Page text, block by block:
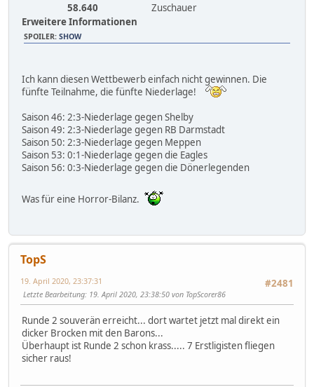
58.640
Zuschauer
Erweitere Informationen
SPOILER: SHOW
Ich kann diesen Wettbewerb einfach nicht gewinnen. Die
fünfte Teilnahme, die fünfte Niederlage!
Saison 46: 2:3-Niederlage gegen Shelby
Saison 49: 2:3-Niederlage gegen RB Darmstadt
Saison 50: 2:3-Niederlage gegen Meppen
Saison 53: 0:1-Niederlage gegen die Eagles
Saison 56: 0:3-Niederlage gegen die Dönerlegenden
Was für eine Horror-Bilanz.
TopS
#2481
19. April 2020, 23:37:31
Letzte Bearbeitung: 19. April 2020, 23:38:50 von TopScorer86
Runde 2 souverän erreicht... dort wartet jetzt mal direkt ein
dicker Brocken mit den Barons...
Überhaupt ist Runde 2 schon krass..... 7 Erstligisten fliegen
sicher raus!